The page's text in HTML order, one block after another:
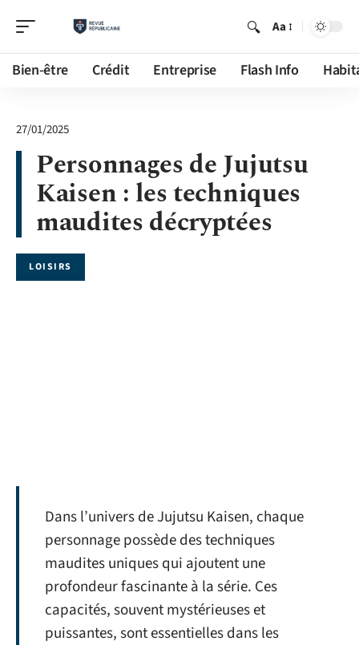
Aa
Bien-être Crédit Entreprise Flash Info
27/01/2025
Personnages de Jujutsu
Kaisen : les techniques
maudites décryptées
LOISIRS
Dans l’univers de Jujutsu Kaisen, chaque
personnage possède des techniques
maudites uniques qui ajoutent une
profondeur fascinante à la série. Ces
capacités, souvent mystérieuses et
puissantes, sont essentielles dans les